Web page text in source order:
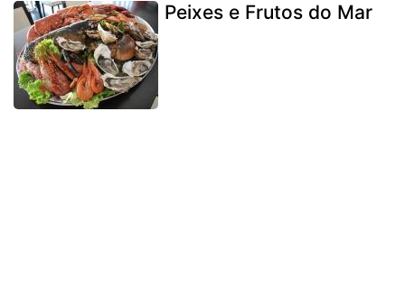
Peixes e Frutos do Mar